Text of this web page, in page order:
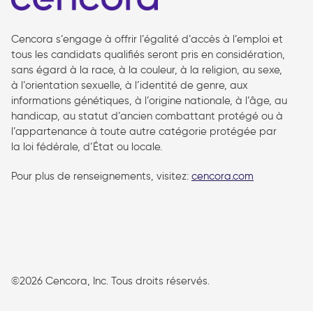
Cencora s’engage à offrir l’égalité d’accès à l’emploi et
tous les candidats qualifiés seront pris en considération,
sans égard à la race, à la couleur, à la religion, au sexe,
à l’orientation sexuelle, à l’identité de genre, aux
informations génétiques, à l’origine nationale, à l’âge, au
handicap, au statut d’ancien combattant protégé ou à
l’appartenance à toute autre catégorie protégée par
la loi fédérale, d’État ou locale.
Pour plus de renseignements, visitez: cencora.com
©2026 Cencora, Inc. Tous droits réservés.